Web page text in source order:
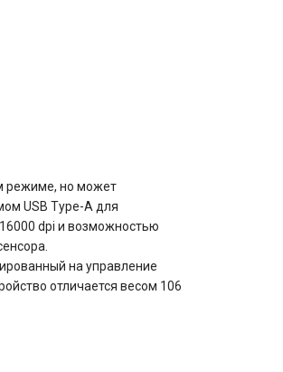
режиме, но может
USB Type-A для
dpi и возможностью
на управление
отличается весом 106